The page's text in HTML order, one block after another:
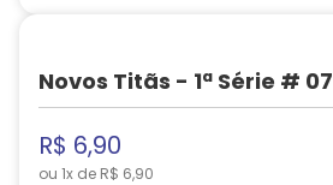
Novos Titãs - 1ª Série # 07
R$ 6,90
ou 1x de R$ 6,90